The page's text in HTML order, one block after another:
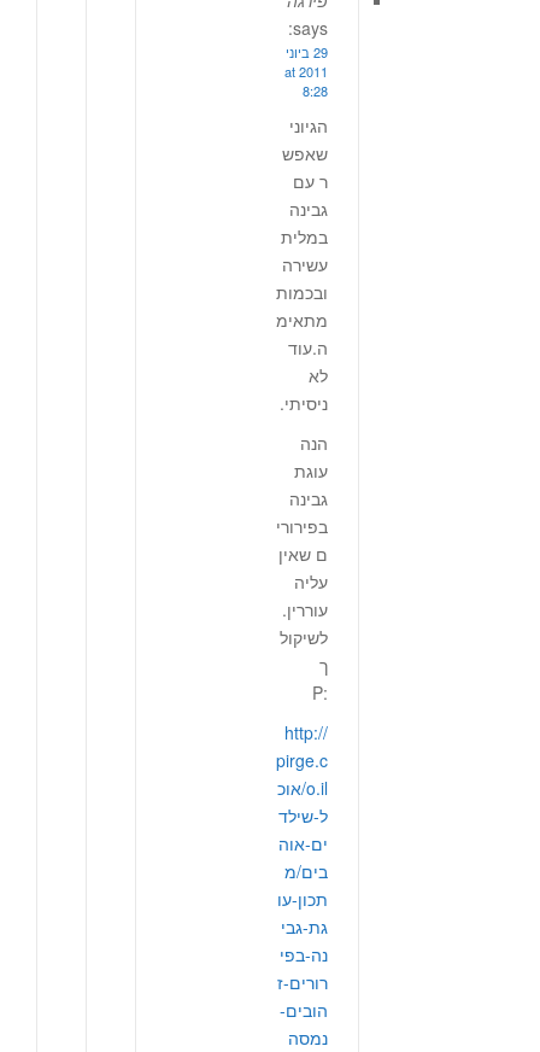
says:
29 ביוני
2011 at
8:28
הגיוני
שאפש
ר עם
גבינה
במלית
עשירה
ובכמות
מתאימ
ה.עוד
לא
ניסיתי.
הנה
עוגת
גבינה
בפירורי
ם שאין
עליה
עוררין.
לשיקול
ך
:P
http://
pirge.c
o.il/אוכ
ל-שילד
ים-אוה
בים/מ
תכון-עו
גת-גבי
נה-בפי
רורים-ז
הובים-
נמסה